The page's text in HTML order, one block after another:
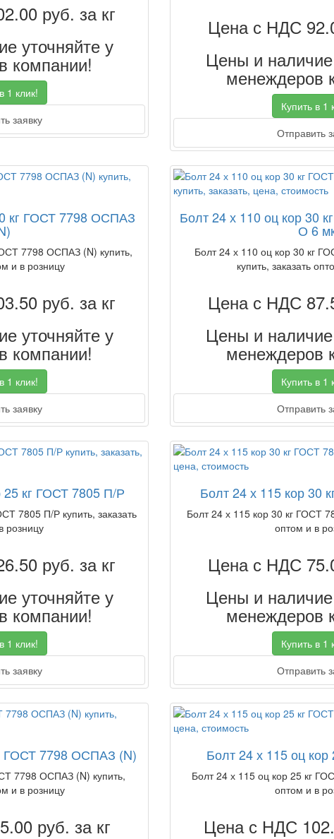
руб. за кг
уточняйте у
компании!
1 клик!
заявку
Цена с НДС
Цены и наличие
менеждеров
Купить в 1
Отправить
кг ГОСТ 7798 ОСПАЗ
7798 ОСПАЗ (N) купить,
и в розницу
руб. за кг
уточняйте у
компании!
1 клик!
заявку
Болт 24 х 110 оц кор 30
О 6
Болт 24 х 110 оц кор 30 кг
купить, заказать
Цена с НДС
Цены и наличие
менеждеров
Купить в 1
Отправить
25 кг ГОСТ 7805 П/Р
7805 П/Р купить, заказать
розницу
руб. за кг
уточняйте у
компании!
1 клик!
заявку
Болт 24 х 115 кор 30
Болт 24 х 115 кор 30 кг ГОСТ
оптом и в
Цена с НДС
Цены и наличие
менеждеров
Купить в 1
Отправить
ГОСТ 7798 ОСПАЗ (N)
7798 ОСПАЗ (N) купить,
и в розницу
руб. за кг
Болт 24 х 115 оц
Болт 24 х 115 оц кор 25 кг
оптом и в
Цена с НДС